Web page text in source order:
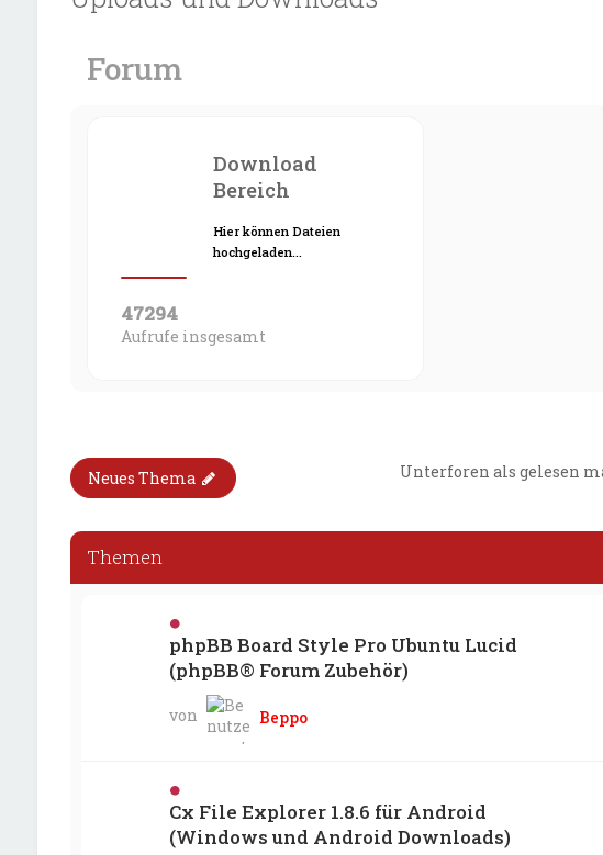
Forum
Download
Bereich
Hier können Dateien
hochgeladen…
47294
Aufrufe insgesamt
Neues Thema Unterforen als gelesen
Themen
phpBB Board Style Pro Ubuntu Lucid
(phpBB® Forum Zubehör)
von Beppo
Cx File Explorer 1.8.6 für Android
(Windows und Android Downloads)